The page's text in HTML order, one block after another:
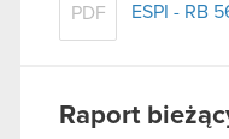
PDF ESPI - RB
Raport